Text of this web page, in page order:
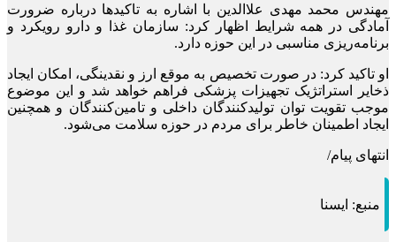
مهندس محمد مهدی علاالدین با اشاره به تاکیدها درباره ضرورت
آمادگی در همه شرایط اظهار کرد: سازمان غذا و دارو رویکرد و
برنامه‌ریزی مناسبی در این حوزه دارد.
او تاکید کرد: در صورت تخصیص به موقع ارز و نقدینگی، امکان ایجاد
ذخایر استراتژیک تجهیزات پزشکی فراهم خواهد شد و این موضوع
موجب تقویت توان تولیدکنندگان داخلی و تامین‌کنندگان و همچنین
ایجاد اطمینان خاطر برای مردم در حوزه سلامت می‌شود.
انتهای پیام/
منبع: ایسنا